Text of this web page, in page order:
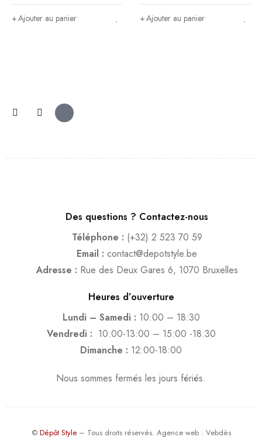
Ajouter au panier Ajouter au panier
Des questions ? Contactez-nous
Téléphone : (+32) 2 523 70 59
Email : contact@depotstyle.be
Adresse : Rue des Deux Gares 6, 1070 Bruxelles
Heures d’ouverture
Lundi – Samedi : 10:00 – 18:30
Vendredi : 10:00-13:00 – 15:00 -18:30
Dimanche : 12:00-18:00
Nous sommes fermés les jours fériés.
© Dépôt Style– Tous droits réservés. Agence web: Vebdès